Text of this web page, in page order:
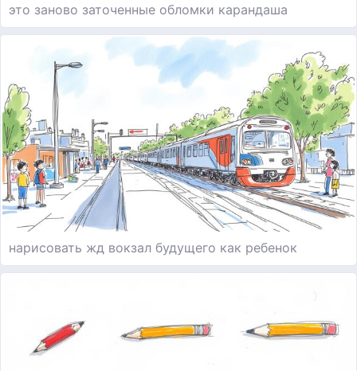
это заново заточенные обломки карандаша
нарисовать жд вокзал будущего как ребенок